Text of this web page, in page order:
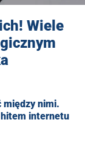
Wiele
między nimi.
internetu